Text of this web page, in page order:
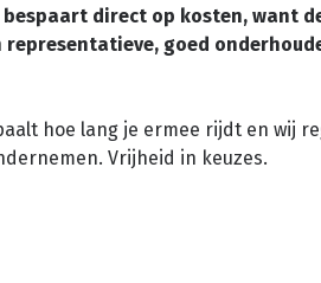
direct op kosten, want
goed
hoe lang je ermee rijdt en wij
Vrijheid in keuzes.